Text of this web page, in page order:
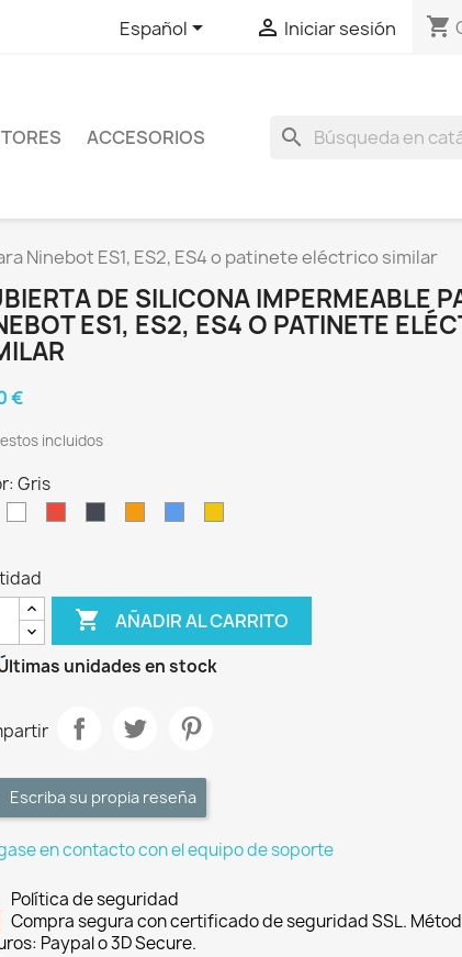
Español  Iniciar sesión shopping_cart
ACCESORIOS search
Ninebot ES1, ES2, ES4 o patinete eléctrico similar
DE SILICONA IMPERMEABLE
ES1, ES2, ES4 O PATINETE
€
incluidos
Gris
 AÑADIR AL CARRITO
unidades en stock
Escriba su propia reseña
en contacto con el equipo de soporte
Política de seguridad
Compra segura con certificado de seguridad SSL.
Paypal o 3D Secure.